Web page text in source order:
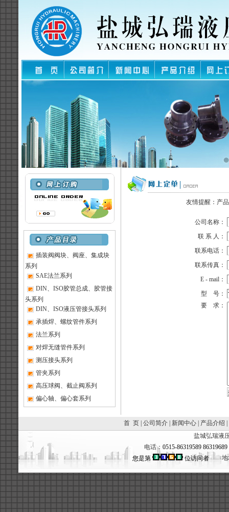
插装阀阀块、阀座、集成块
系列
SAE法兰系列
DIN、ISO胶管总成、胶管接
头系列
DIN、ISO液压管接头系列
承插焊、螺纹管件系列
法兰系列
对焊无缝管件系列
测压接头系列
管夹系列
高压球阀、截止阀系列
偏心轴、偏心套系列
友情提醒：产
公司名称：
联 系 人：
联系电话：
联系传真：
E - mail：
型 号：
要 求：
首 页 公司简介 新闻中心 产品介绍
盐城弘瑞液
电话： 0515-86319589
您是第
位访问者 地